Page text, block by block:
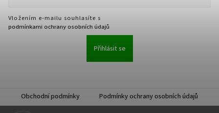
Vložením e-mailu souhlasíte s
podmínkami ochrany osobních údajů
Přihlásit se
Obchodní podmínky Podmínky ochrany osobních údajů